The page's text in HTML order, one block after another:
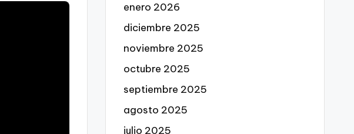
enero 2026
diciembre 2025
noviembre 2025
octubre 2025
septiembre 2025
agosto 2025
julio 2025